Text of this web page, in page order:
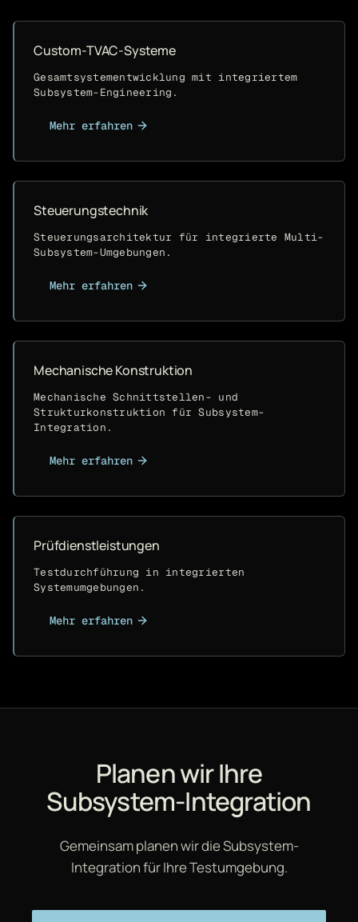
Custom-TVAC-Systeme
Gesamtsystementwicklung mit integriertem
Subsystem-Engineering.
Mehr erfahren
Steuerungstechnik
Steuerungsarchitektur für integrierte Multi-
Subsystem-Umgebungen.
Mehr erfahren
Mechanische Konstruktion
Mechanische Schnittstellen- und
Strukturkonstruktion für Subsystem-
Integration.
Mehr erfahren
Prüfdienstleistungen
Testdurchführung in integrierten
Systemumgebungen.
Mehr erfahren
Planen wir Ihre
Subsystem-Integration
Gemeinsam planen wir die Subsystem-
Integration für Ihre Testumgebung.